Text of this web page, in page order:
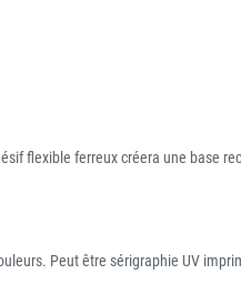
flexible ferreux créera une base
Peut être sérigraphie UV